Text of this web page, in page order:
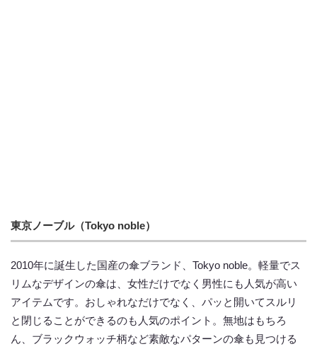
東京ノーブル（Tokyo noble）
2010年に誕生した国産の傘ブランド、Tokyo noble。軽量でス
リムなデザインの傘は、女性だけでなく男性にも人気が高い
アイテムです。おしゃれなだけでなく、パッと開いてスルリ
と閉じることができるのも人気のポイント。無地はもちろ
ん、ブラックウォッチ柄など素敵なパターンの傘も見つける